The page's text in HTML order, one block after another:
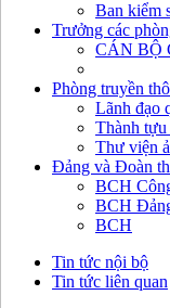
Ban kiểm
Trưởng các
CÁN BỘ
Phòng truyền
Lãnh đạo
Thành
Thư viện
Đảng và Đoàn
BCH
BCH
BCH
Tin tức nội bộ
Tin tức liên quan